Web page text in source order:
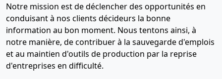
Notre mission est de déclencher des opportunités en
conduisant à nos clients décideurs la bonne
information au bon moment. Nous tentons ainsi, à
notre manière, de contribuer à la sauvegarde d'emplois
et au maintien d'outils de production par la reprise
d'entreprises en difficulté.